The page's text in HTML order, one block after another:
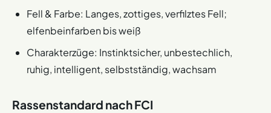
Fell & Farbe: Langes, zottiges, verfilztes Fell;
elfenbeinfarben bis weiß
Charakterzüge: Instinktsicher, unbestechlich,
ruhig, intelligent, selbstständig, wachsam
Rassenstandard nach FCI